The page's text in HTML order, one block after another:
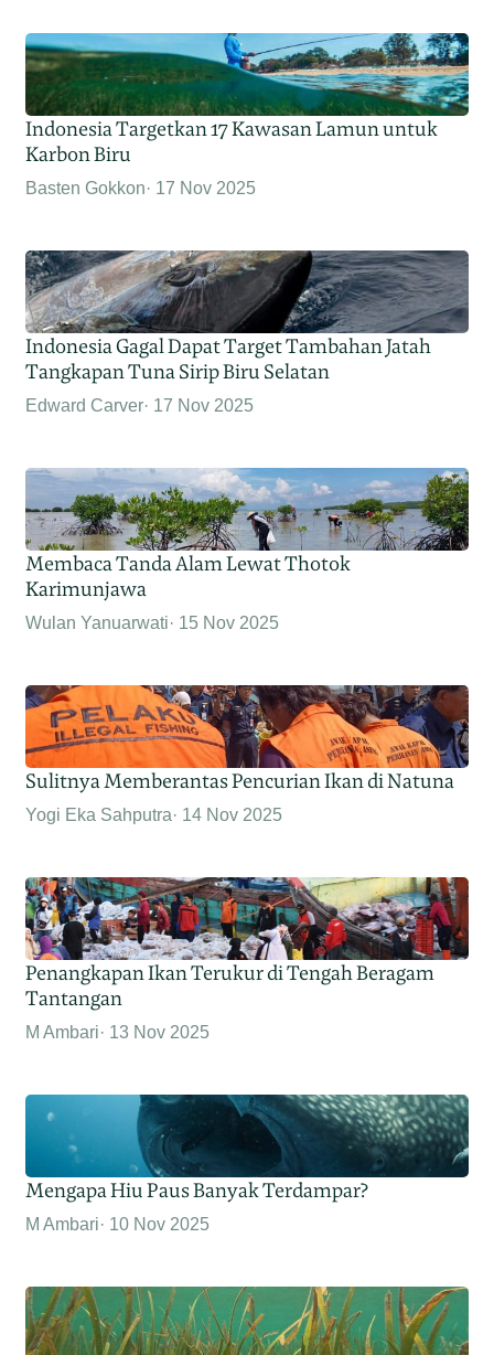
Indonesia Targetkan 17 Kawasan Lamun untuk
Karbon Biru
Basten Gokkon 17 Nov 2025
Indonesia Gagal Dapat Target Tambahan Jatah
Tangkapan Tuna Sirip Biru Selatan
Edward Carver 17 Nov 2025
Membaca Tanda Alam Lewat Thotok
Karimunjawa
Wulan Yanuarwati 15 Nov 2025
Sulitnya Memberantas Pencurian Ikan di Natuna
Yogi Eka Sahputra 14 Nov 2025
Penangkapan Ikan Terukur di Tengah Beragam
Tantangan
M Ambari 13 Nov 2025
Mengapa Hiu Paus Banyak Terdampar?
M Ambari 10 Nov 2025